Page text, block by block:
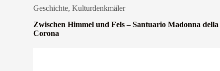
Geschichte,Kulturdenkmäler
Zwischen Himmel und Fels – Santuario Madonna della
Corona